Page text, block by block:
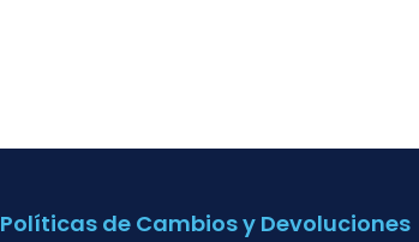
Políticas de Cambios y Devoluciones